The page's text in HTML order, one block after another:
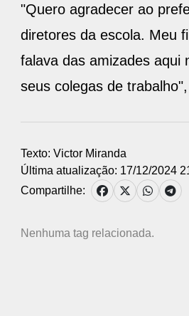
"Quero agradecer ao
diretores da escola. Meu
falava das amizades aqui
seus colegas de
Texto: Victor Miranda
Última atualização: 17/12/2024
Compartilhe:
Nenhuma tag relacionada.